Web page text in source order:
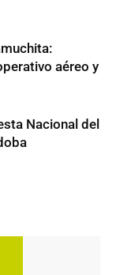
aéreo y
Nacional del